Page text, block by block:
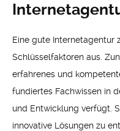
Eine gute Internetagentur
Schlüsselfaktoren aus.
erfahrenes und
fundiertes Fachwissen in
und Entwicklung verfügt.
innovative Lösungen zu